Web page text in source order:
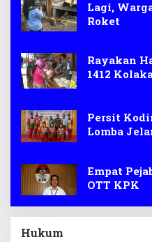
Lagi,
Roket
Rayakan
1412
Persit
Lomba
Empat
OTT KPK
Hukum